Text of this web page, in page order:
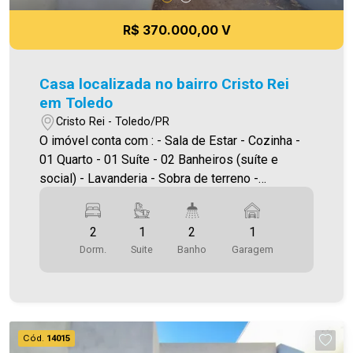
R$ 370.000,00 V
Casa localizada no bairro Cristo Rei
em Toledo
Cristo Rei - Toledo/PR
O imóvel conta com : - Sala de Estar - Cozinha -
01 Quarto - 01 Suíte - 02 Banheiros (suíte e
social) - Lavanderia - Sobra de terreno -
construída: 65,00m² Área terreno:125,00m² A
Imobiliária Ativa possui hoje uma das maiores
carteiras de imóveis administrados da cidade,
As informações aqui prestadas são verdadeiras,
todavia, reservamo-nos o direito de corrigir
2
Dorm.
1
Suite
2
Banho
1
Garagem
Cód. 14015